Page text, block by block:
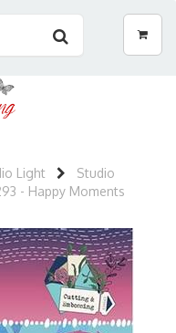
Light
Studio
- Happy Moments